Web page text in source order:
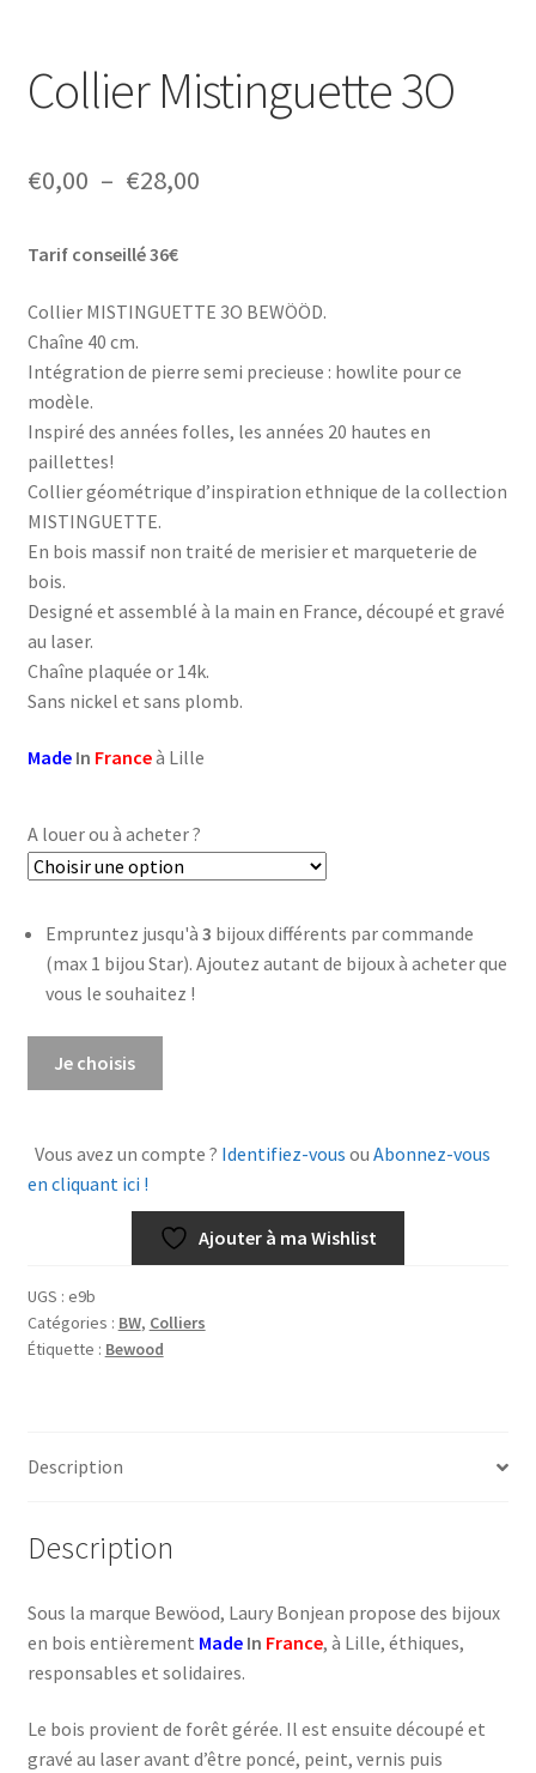
Collier Mistinguette 3O
€0,00 – €28,00Plage
€0,00
Tarif conseillé 36€
Collier MISTINGUETTE 3O BEWÖÖD.
Chaîne 40 cm.
Intégration de pierre semi precieuse : howlite pour ce
modèle.
Inspiré des années folles, les années 20 hautes en
paillettes!
Collier géométrique d’inspiration ethnique de la collection
MISTINGUETTE.
En bois massif non traité de merisier et marqueterie de
bois.
Designé et assemblé à la main en France, découpé et gravé
au laser.
Chaîne plaquée or 14k.
Sans nickel et sans plomb.
MadeIn Franceà Lille
A louer ou à acheter ?
Empruntez jusqu'à 3 bijoux différents par commande
(max 1 bijou Star). Ajoutez autant de bijoux à acheter que
vous le souhaitez !
3O
Je choisis
Vous avez un compte ? Identifiez-vous ou Abonnez-vous
en cliquant ici !
Ajouter à ma Wishlist
UGS : e9b
Catégories : BW, Colliers
Étiquette : Bewood
Description
Description
Sous la marque Bewöod, Laury Bonjean propose des bijoux
en bois entièrement MadeIn France, à Lille, éthiques,
responsables et solidaires.
Le bois provient de forêt gérée. Il est ensuite découpé et
gravé au laser avant d’être poncé, peint, vernis puis